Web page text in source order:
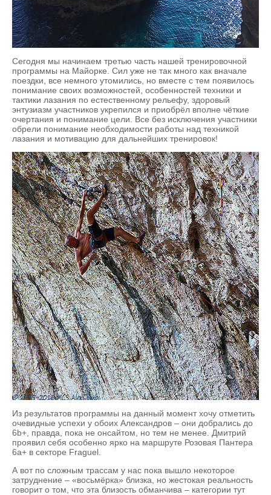
Сегодня мы начинаем третью часть нашей тренировочной
программы на Майорке. Сил уже не так много как вначале
поездки, все немного утомились, но вместе с тем появилось
понимание своих возможностей, особенностей техники и
тактики лазания по естественному рельефу, здоровый
энтузиазм участников укрепился и приобрёл вполне чёткие
очертания и понимание цели. Все без исключения участники
обрели понимание необходимости работы над техникой
лазания и мотивацию для дальнейших тренировок!
Из результатов программы на данный момент хочу отметить
очевидные успехи у обоих Александров – они добрались до
6b+, правда, пока не онсайтом, но тем не менее. Дмитрий
проявил себя особенно ярко на маршруте Розовая Пантера
6а+ в секторе Fraguel.
А вот по сложным трассам у нас пока вышло некоторое
затруднение – «восьмёрка» близка, но жестокая реальность
говорит о том, что эта близость обманчива – категории тут